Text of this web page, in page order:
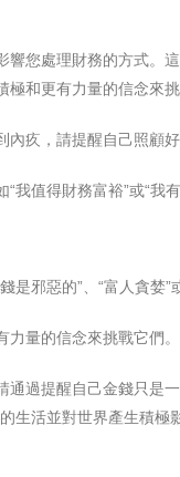
響您處理財務的方式。
和更有力量的信念來挑
疚，請提醒自己照顧
我值得財務富裕”或“我
是邪惡的”、“富人貪婪
量的信念來挑戰它們。
通過提醒自己金錢只是
生活並對世界產生積極